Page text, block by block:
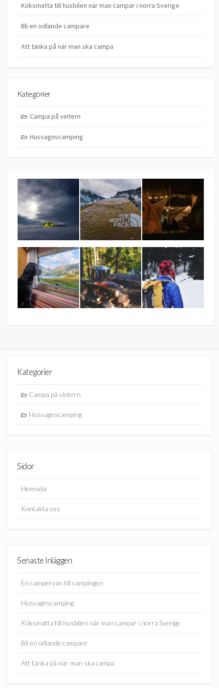
Köksmatta till husbilen när man campar i norra Sverige
Bli en odlande campare
Att tänka på när man ska campa
Kategorier
Campa på vintern
Husvagnscamping
Kategorier
Campa på vintern
Husvagnscamping
Sidor
Hemsida
Kontakta oss
Senaste Inläggen
En campervan till campingen
Husvagnscamping
Köksmatta till husbilen när man campar i norra Sverige
Bli en odlande campare
Att tänka på när man ska campa